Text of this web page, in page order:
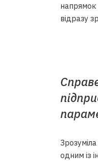
напрямок
відразу
одним із